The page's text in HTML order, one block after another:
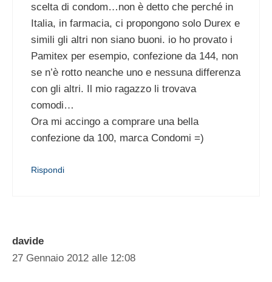
scelta di condom…non è detto che perché in
Italia, in farmacia, ci propongono solo Durex e
simili gli altri non siano buoni. io ho provato i
Pamitex per esempio, confezione da 144, non
se n’è rotto neanche uno e nessuna differenza
con gli altri. Il mio ragazzo li trovava
comodi…
Ora mi accingo a comprare una bella
confezione da 100, marca Condomi =)
Rispondi
davide
27 Gennaio 2012 alle 12:08